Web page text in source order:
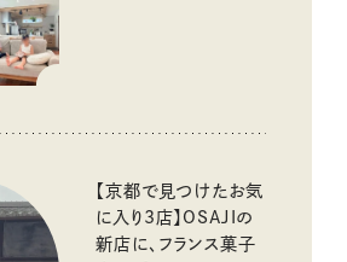
【京都で見つけたお気
に入り3店】OSAJIの
新店に、フランス菓子